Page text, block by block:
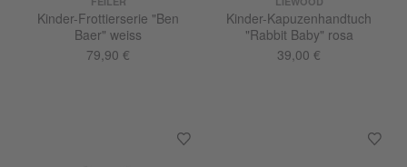
Kinder-Frottierserie "Ben
Baer" weiss
79,90 €
Kinder-Kapuzenhandtuch
"Rabbit Baby" rosa
39,00 €